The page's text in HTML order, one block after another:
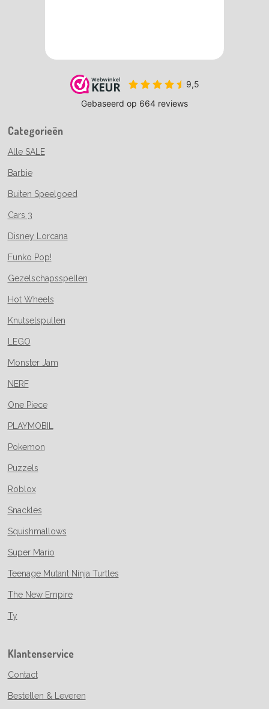
Categorieën
Alle SALE
Barbie
Buiten Speelgoed
Cars 3
Disney Lorcana
Funko Pop!
Gezelschapsspellen
Hot Wheels
Knutselspullen
LEGO
Monster Jam
NERF
One Piece
PLAYMOBIL
Pokemon
Puzzels
Roblox
Snackles
Squishmallows
Super Mario
Teenage Mutant Ninja Turtles
The New Empire
Ty
Klantenservice
Contact
Bestellen & Leveren